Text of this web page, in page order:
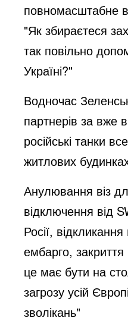
повномасштабне
"Як збираєтеся
так повільно
Україні?"
Водночас
партнерів за вже
російські танки
житлових
Анулювання віз
відключення від
Росії,
ембарго,
це має бути на
загрозу усій
зволікань"